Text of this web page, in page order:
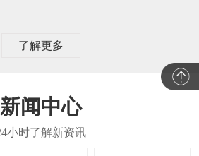
了解更多
新闻中心